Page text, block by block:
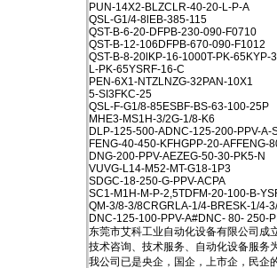
PUN-14X2-BLZCLR-40-20-L-P-A
QSL-G1/4-8lEB-385-115
QST-B-6-20-DFPB-230-090-F0710
QST-B-12-106DFPB-670-090-F1012
QST-B-8-20lKP-16-1000T-PK-65KYP-
L-PK-65YSRF-16-C
PEN-6X1-NTZLNZG-32PAN-10X1
5-SI3FKC-25
QSL-F-G1/8-85ESBF-BS-63-100-25P
MHE3-MS1H-3/2G-1/8-K6
DLP-125-500-ADNC-125-200-PPV-A-
FENG-40-450-KFHGPP-20-AFFENG-
DNG-200-PPV-AEZEG-50-30-PK5-N
VUVG-L14-M52-MT-G18-1P3
SDGC-18-250-G-PPV-ACPA
SC1-M1H-M-P-2,5TDFM-20-100-B-
QM-3/8-3/8CRGRLA-1/4-BRESK-1/4-
DNC-125-100-PPV-A#DNC- 80- 250-
东莞市艾科工业自动化设备有限公司成
技术咨询、技术服务、自动化设备服务
我公司已是央企，国企，上市企，民企